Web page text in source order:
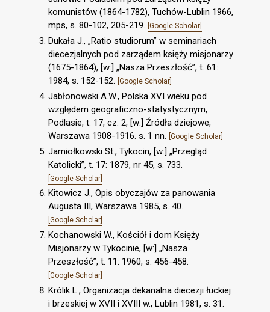
komunistów (1864-1782), Tuchów-Lublin 1966,
mps, s. 80-102, 205-219. [Google Scholar]
Dukała J., „Ratio studiorum” w seminariach
diecezjalnych pod zarządem księży misjonarzy
(1675-1864), [w:] „Nasza Przeszłość”, t. 61:
1984, s. 152-152. [Google Scholar]
Jabłonowski A.W., Polska XVI wieku pod
względem geograficzno-statystycznym,
Podlasie, t. 17, cz. 2, [w:] Źródła dziejowe,
Warszawa 1908-1916. s. 1 nn. [Google Scholar]
Jamiołkowski St., Tykocin, [w:] „Przegląd
Katolicki”, t. 17: 1879, nr 45, s. 733.
[Google Scholar]
Kitowicz J., Opis obyczajów za panowania
Augusta III, Warszawa 1985, s. 40.
[Google Scholar]
Kochanowski W., Kościół i dom Księży
Misjonarzy w Tykocinie, [w:] „Nasza
Przeszłość”, t. 11: 1960, s. 456-458.
[Google Scholar]
Królik L., Organizacja dekanalna diecezji łuckiej
i brzeskiej w XVII i XVIII w., Lublin 1981, s. 31.